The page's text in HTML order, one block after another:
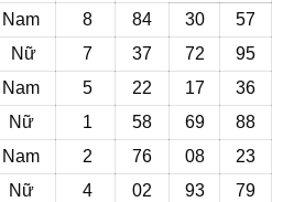
Nam 8 84 30
57
Nữ
7 37 72 95
Nam 5 22 17
36
Nữ
1 58 69 88
Nam 2 76 08
23
Nữ
4 02 93 79